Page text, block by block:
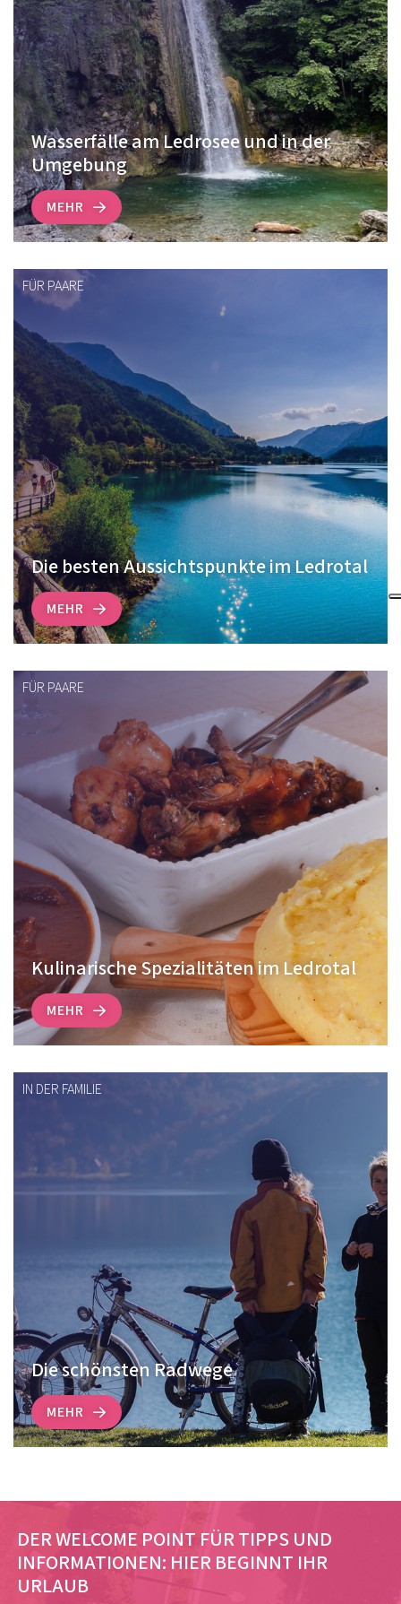
Wasserfälle am Ledrosee und in der
Umgebung
MEHR
FÜR PAARE
Die besten Aussichtspunkte im Ledrotal
MEHR
FÜR PAARE
Kulinarische Spezialitäten im Ledrotal
MEHR
IN DER FAMILIE
Die schönsten Radwege
MEHR
DER WELCOME POINT FÜR TIPPS UND
INFORMATIONEN: HIER BEGINNT IHR
URLAUB